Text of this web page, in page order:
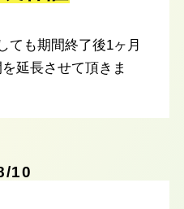
ても期間終了後1ヶ月
延長させて頂きま